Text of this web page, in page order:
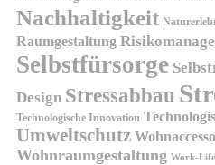
Nachhaltigkeit
Raumgestaltung
Selbstfürsorge
Design Stressabbau
Technologische Innovation
Umweltschutz
Wohnraumgestaltung Work-